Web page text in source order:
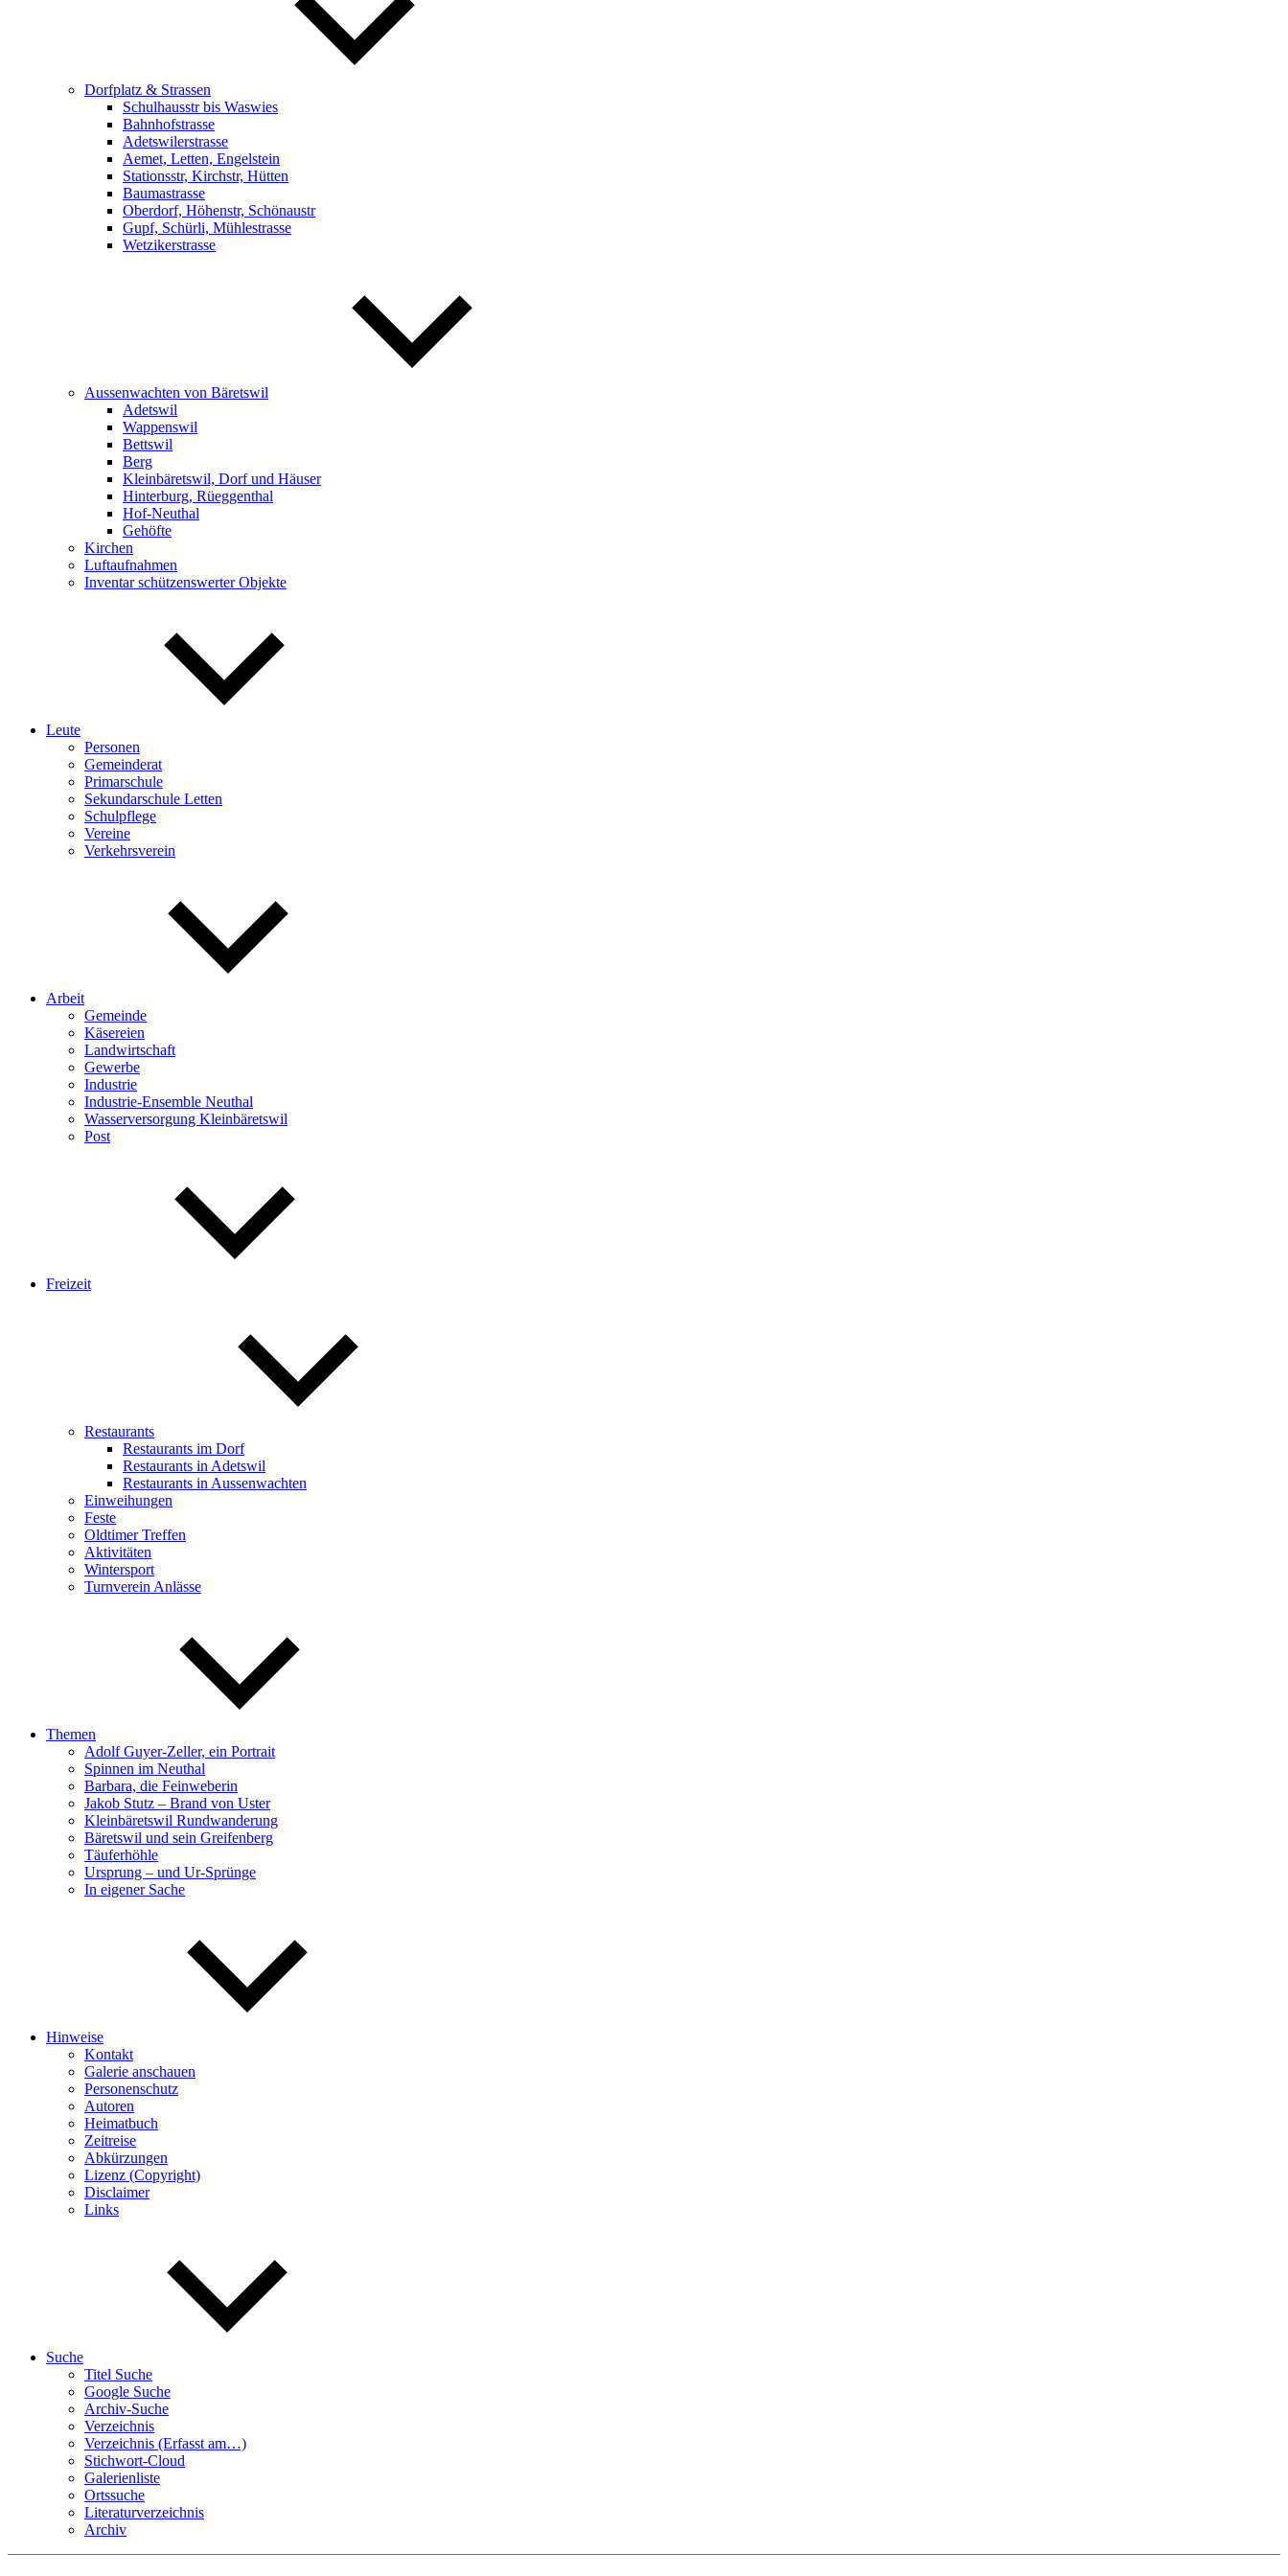
Dorfplatz & Strassen
Schulhausstr bis Waswies
Bahnhofstrasse
Adetswilerstrasse
Aemet, Letten, Engelstein
Stationsstr, Kirchstr, Hütten
Baumastrasse
Oberdorf, Höhenstr, Schönaustr
Gupf, Schürli, Mühlestrasse
Wetzikerstrasse
Aussenwachten von Bäretswil
Adetswil
Wappenswil
Bettswil
Berg
Kleinbäretswil, Dorf und Häuser
Hinterburg, Rüeggenthal
Hof-Neuthal
Gehöfte
Kirchen
Luftaufnahmen
Inventar schützenswerter Objekte
Leute
Personen
Gemeinderat
Primarschule
Sekundarschule Letten
Schulpflege
Vereine
Verkehrsverein
Arbeit
Gemeinde
Käsereien
Landwirtschaft
Gewerbe
Industrie
Industrie-Ensemble Neuthal
Wasserversorgung Kleinbäretswil
Post
Freizeit
Restaurants
Restaurants im Dorf
Restaurants in Adetswil
Restaurants in Aussenwachten
Einweihungen
Feste
Oldtimer Treffen
Aktivitäten
Wintersport
Turnverein Anlässe
Themen
Adolf Guyer-Zeller, ein Portrait
Spinnen im Neuthal
Barbara, die Feinweberin
Jakob Stutz – Brand von Uster
Kleinbäretswil Rundwanderung
Bäretswil und sein Greifenberg
Täuferhöhle
Ursprung – und Ur-Sprünge
In eigener Sache
Hinweise
Kontakt
Galerie anschauen
Personenschutz
Autoren
Heimatbuch
Zeitreise
Abkürzungen
Lizenz (Copyright)
Disclaimer
Links
Suche
Titel Suche
Google Suche
Archiv-Suche
Verzeichnis
Verzeichnis (Erfasst am…)
Stichwort-Cloud
Galerienliste
Ortssuche
Literaturverzeichnis
Archiv